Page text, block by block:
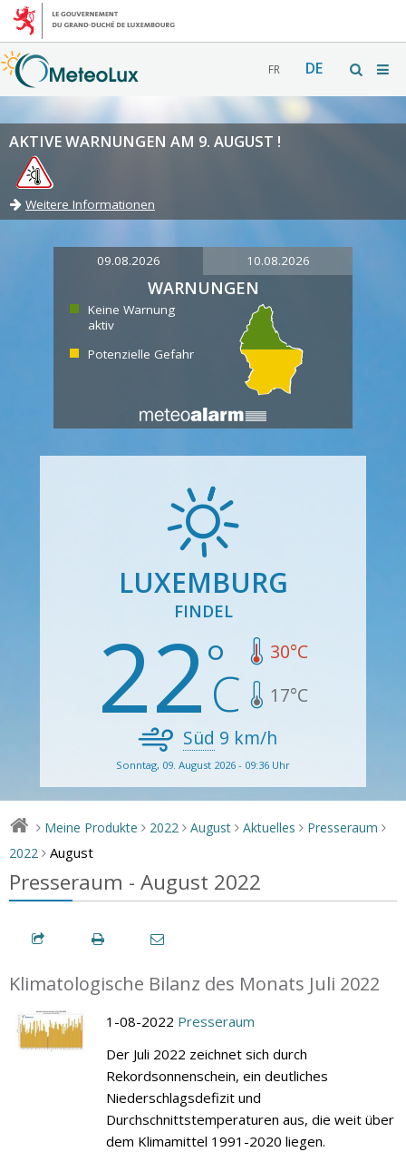
FR DE
AKTIVE WARNUNGEN AM 9. AUGUST !
Weitere Informationen
09.08.2026 10.08.2026
WARNUNGEN
Keine Warnung
aktiv
Potenzielle Gefahr
LUXEMBURG
FINDEL
22 30°C
17°C
Süd 9 km/h
Sonntag, 09. August 2026 - 09:36 Uhr
> Meine Produkte > 2022 > August > Aktuelles > Presseraum >
2022 > August
Presseraum - August 2022
Klimatologische Bilanz des Monats Juli 2022
1-08-2022 Presseraum
Der Juli 2022 zeichnet sich durch
Rekordsonnenschein, ein deutliches
Niederschlagsdefizit und
Durchschnittstemperaturen aus, die weit über
dem Klimamittel 1991-2020 liegen.